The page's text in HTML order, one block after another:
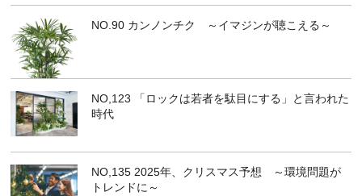
NO.90 カンノンチク ～イマジンが聴こえる～
NO,123 「ロックは若者を駄目にする」と言われた
時代
NO,135 2025年、クリスマス予想 ～環境問題が
トレンドに～